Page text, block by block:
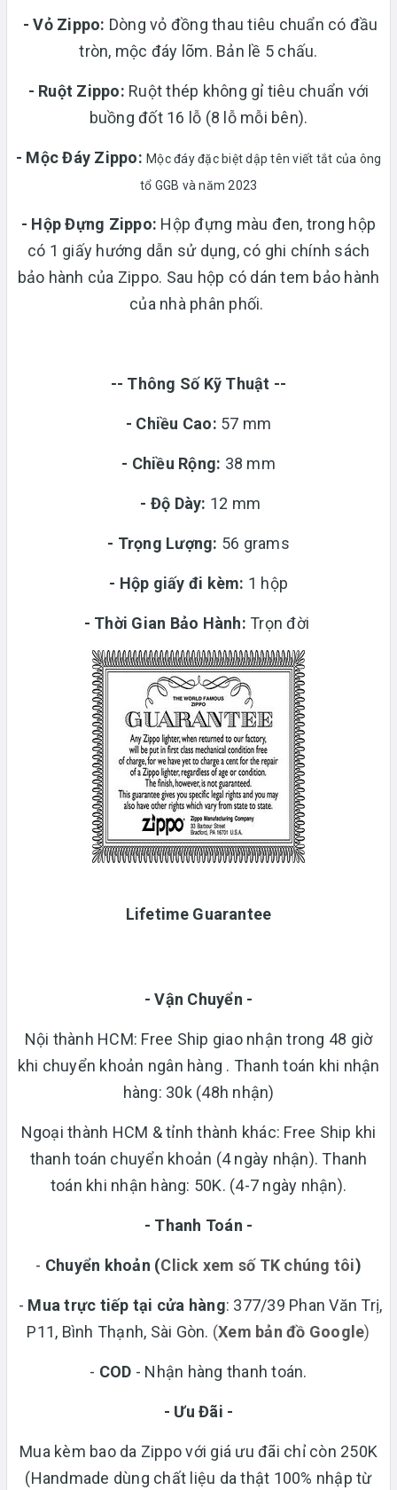
- Vỏ Zippo: Dòng vỏ đồng thau tiêu chuẩn có đầu
tròn, mộc đáy lõm. Bản lề 5 chấu.
- Ruột Zippo: Ruột thép không gỉ tiêu chuẩn với
buồng đốt 16 lỗ (8 lỗ mỗi bên).
- Mộc Đáy Zippo: Mộc đáy đặc biệt dập tên viết tắt của ông
tổ GGB và năm 2023
- Hộp Đựng Zippo: Hộp đựng màu đen, trong hộp
có 1 giấy hướng dẫn sử dụng, có ghi chính sách
bảo hành của Zippo. Sau hộp có dán tem bảo hành
của nhà phân phối.
-- Thông Số Kỹ Thuật --
- Chiều Cao: 57 mm
- Chiều Rộng: 38 mm
- Độ Dày: 12 mm
- Trọng Lượng: 56 grams
- Hộp giấy đi kèm: 1 hộp
- Thời Gian Bảo Hành: Trọn đời
Lifetime Guarantee
- Vận Chuyển -
Nội thành HCM: Free Ship giao nhận trong 48 giờ
khi chuyển khoản ngân hàng . Thanh toán khi nhận
hàng: 30k (48h nhận)
Ngoại thành HCM & tỉnh thành khác: Free Ship khi
thanh toán chuyển khoản (4 ngày nhận). Thanh
toán khi nhận hàng: 50K. (4-7 ngày nhận).
- Thanh Toán -
- Chuyển khoản (Click xem số TK chúng tôi)
- Mua trực tiếp tại cửa hàng: 377/39 Phan Văn Trị,
P11, Bình Thạnh, Sài Gòn. (Xem bản đồ Google)
- COD - Nhận hàng thanh toán.
- Ưu Đãi -
Mua kèm bao da Zippo với giá ưu đãi chỉ còn 250K
(Handmade dùng chất liệu da thật 100% nhập từ